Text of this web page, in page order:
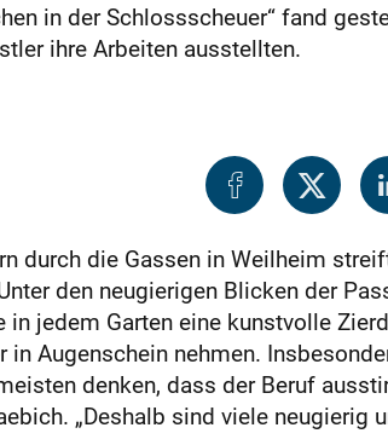
in der Schlossscheuer“ fand
ihre Arbeiten ausstellten.
durch die Gassen in Weilheim
den neugierigen Blicken der
in jedem Garten eine kunstvolle
in Augenschein nehmen.
denken, dass der Beruf
„Deshalb sind viele neugierig